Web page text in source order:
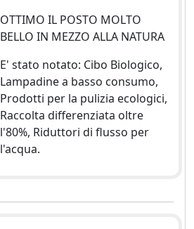
OTTIMO IL POSTO MOLTO
BELLO IN MEZZO ALLA NATURA
E' stato notato: Cibo Biologico,
Lampadine a basso consumo,
Prodotti per la pulizia ecologici,
Raccolta differenziata oltre
l'80%, Riduttori di flusso per
l'acqua.